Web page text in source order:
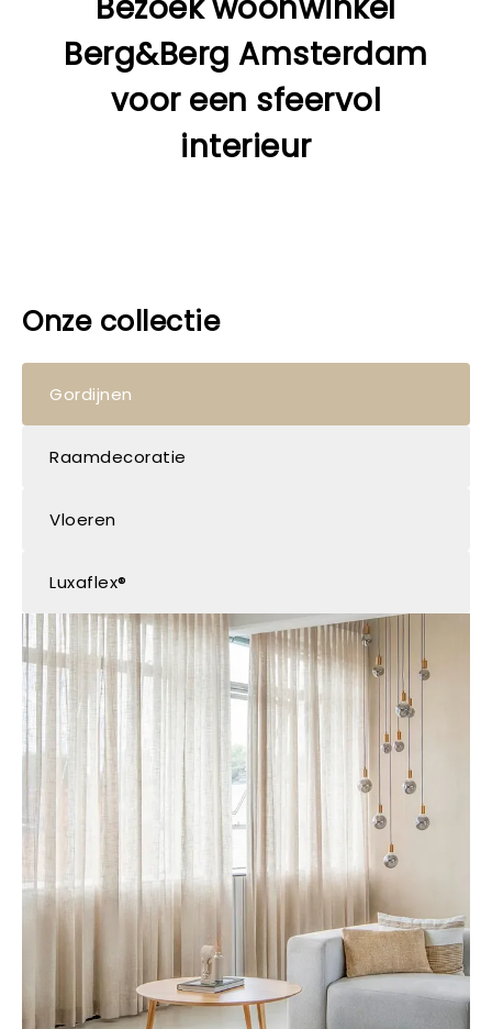
Berg&Berg Amsterdam
voor een sfeervol
interieur
Onze collectie
Gordijnen
Raamdecoratie
Vloeren
Luxaflex®